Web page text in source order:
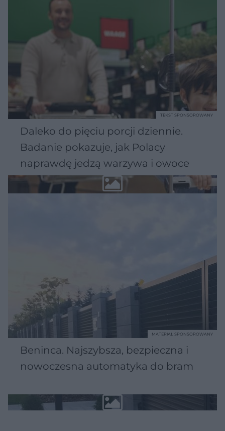
Daleko do pięciu porcji dziennie.
Badanie pokazuje, jak Polacy
naprawdę jedzą warzywa i owoce
TEKST SPONSOROWANY
Beninca. Najszybsza, bezpieczna i
nowoczesna automatyka do bram
MATERIAŁ SPONSOROWANY